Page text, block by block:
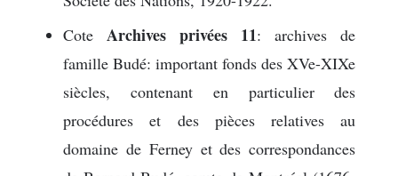
CoteArchives privées 11: archives de
famille Budé: important fonds des XVe-XIXe
siècles, contenant en particulier des
procédures et des pièces relatives au
domaine de Ferney et des correspondances